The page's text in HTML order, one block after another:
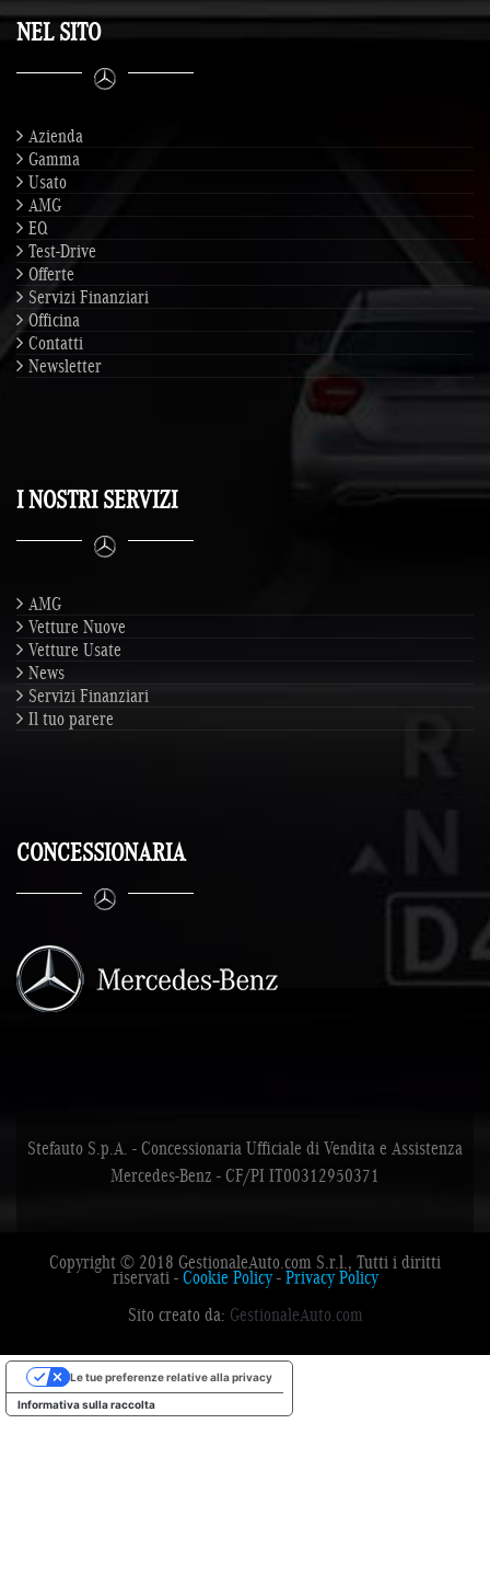
NEL SITO
Azienda
Gamma
Usato
AMG
EQ
Test-Drive
Offerte
Servizi Finanziari
Officina
Contatti
Newsletter
I NOSTRI SERVIZI
AMG
Vetture Nuove
Vetture Usate
News
Servizi Finanziari
Il tuo parere
CONCESSIONARIA
Stefauto S.p.A. - Concessionaria Ufficiale di Vendita e Assistenza
Mercedes-Benz - CF/PI IT00312950371
Copyright © 2018 GestionaleAuto.com S.r.l., Tutti i diritti
riservati -Cookie Policy-Privacy Policy
Sito creato da: GestionaleAuto.com
Informativa sulla raccolta
Le tue preferenze relative alla privacy